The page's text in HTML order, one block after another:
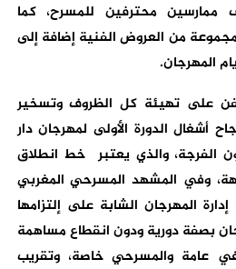
محترفين للمسرح، كما
من العروض الفنية إضافة إلى
المهرجان.
على تهيئة كل الظروف وتسخير
أشغال الدورة الأولى لمهرجان دار
الفرجة، والذي يعتبر خط انطلاق
وفي المشهد المسرحي المغربي
المهرجان الشابة على إلتزامها
بصفة دورية ودون انقطاع مساهمة
عامة والمسرحي خاصة، وتقريب